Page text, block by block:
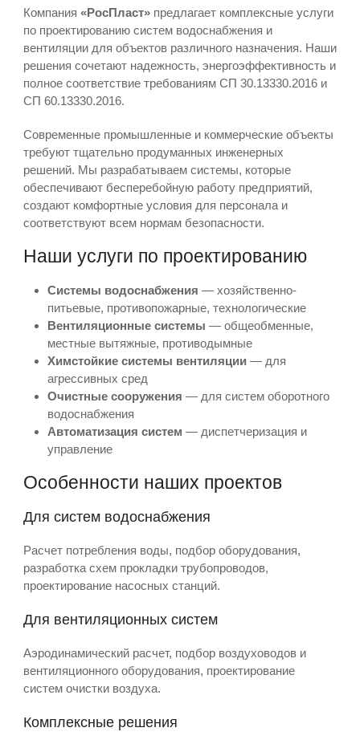
Компания «РосПласт»предлагает комплексные услуги
по проектированию систем водоснабжения и
вентиляции для объектов различного назначения. Наши
решения сочетают надежность, энергоэффективность и
полное соответствие требованиям СП 30.13330.2016 и
СП 60.13330.2016.
Современные промышленные и коммерческие объекты
требуют тщательно продуманных инженерных
решений. Мы разрабатываем системы, которые
обеспечивают бесперебойную работу предприятий,
создают комфортные условия для персонала и
соответствуют всем нормам безопасности.
Наши услуги по проектированию
Системы водоснабжения — хозяйственно-
питьевые, противопожарные, технологические
Вентиляционные системы — общеобменные,
местные вытяжные, противодымные
Химстойкие системы вентиляции— для
агрессивных сред
Очистные сооружения — для систем оборотного
водоснабжения
Автоматизация систем — диспетчеризация и
управление
Особенности наших проектов
Для систем водоснабжения
Расчет потребления воды, подбор оборудования,
разработка схем прокладки трубопроводов,
проектирование насосных станций.
Для вентиляционных систем
Аэродинамический расчет, подбор воздуховодов и
вентиляционного оборудования, проектирование
систем очистки воздуха.
Комплексные решения